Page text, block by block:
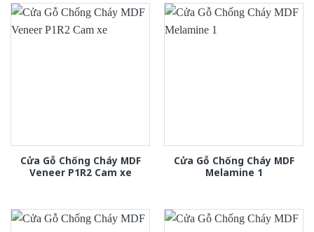
Cửa Gỗ Chống Cháy MDF
Veneer P1R2 Cam xe
Cửa Gỗ Chống Cháy MDF
Melamine 1